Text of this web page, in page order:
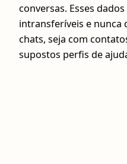
conversas. Esses
intransferíveis e nunca
chats, seja com
supostos perfis de